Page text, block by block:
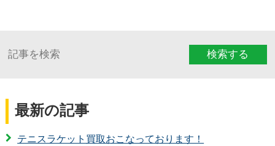
検索する
最新の記事
テニスラケット買取おこなっております！